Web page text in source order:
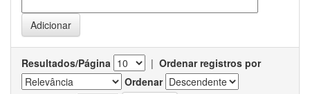
Resultados/Página | Ordenar registros por
Ordenar